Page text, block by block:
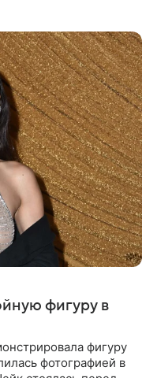
фигуру в
фигуру
фотографией в